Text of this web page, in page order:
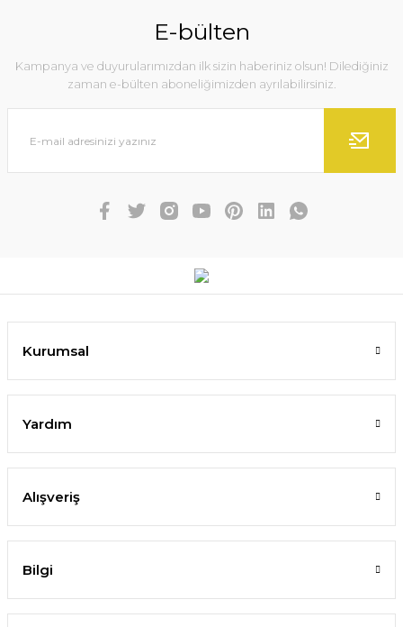
E-bülten
Kampanya ve duyurularımızdan ilk sizin haberiniz olsun! Dilediğiniz
zaman e-bülten aboneliğimizden ayrılabilirsiniz.
Kurumsal
Yardım
Alışveriş
Bilgi